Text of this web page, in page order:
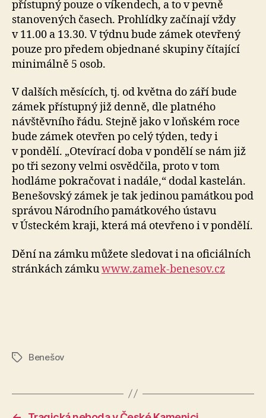
přístupný pouze o víkendech, a to v pevně
stanovených časech. Prohlídky začínají vždy
v 11.00 a 13.30. V týdnu bude zámek otevřený
pouze pro předem objednané skupiny čítající
minimálně 5 osob.
V dalších měsících, tj. od května do září bude
zámek přístupný již denně, dle platného
návštěvního řádu. Stejně jako v loňském roce
bude zámek otevřen po celý týden, tedy i
v pondělí. „Otevírací doba v pondělí se nám již
po tři sezony velmi osvědčila, proto v tom
hodláme pokračovat i nadále,“ dodal kastelán.
Benešovský zámek je tak jedinou památkou pod
správou Národního památkového ústavu
v Ústeckém kraji, která má otevřeno i v pondělí.
Dění na zámku můžete sledovat i na oficiálních
stránkách zámkuwww.zamek-benesov.cz
ŠtítkyBenešov